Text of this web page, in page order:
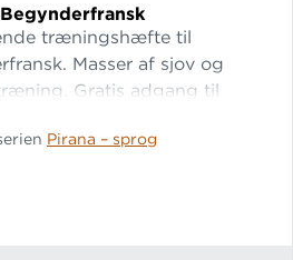
træningshæfte til
Masser af sjov og
Gratis adgang til
Pirana – sprog